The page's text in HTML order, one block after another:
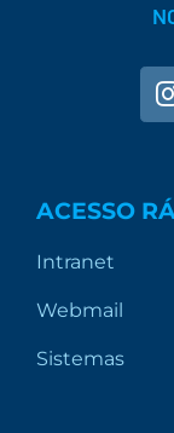
ACESSO
Intranet
Webmail
Sistemas